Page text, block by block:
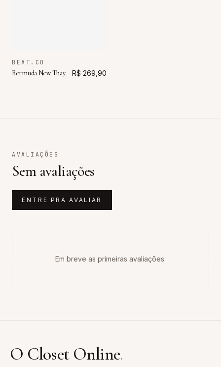
BEAT.CO
Bermuda New Thay R$ 269,90
AVALIAÇÕES
Sem avaliações
ENTRE PRA AVALIAR
Em breve as primeiras avaliações.
O Closet Online.